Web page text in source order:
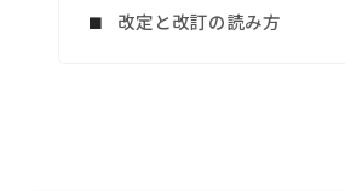
改定と改訂の読み方